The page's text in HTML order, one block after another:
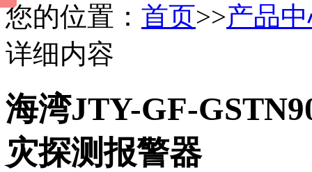
您的位置： 首页>>产品
详细内容
海湾JTY-GF-
灾探测报警器